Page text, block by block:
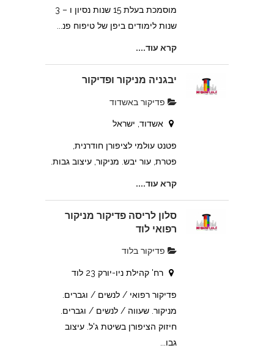
מוסמכת בעלת 15 שנות נסיון ו – 3
שנות לימודים ביפן של טיפוח פנ...
קרא עוד....
יבגניה מניקור ופדיקור
פדיקור באשדוד
אשדוד, ישראל
פטנט עולמי לציפורן חודרנית,
פטרת, עור יבש. מניקור, עיצוב גבות.
קרא עוד....
סלון לריסה פדיקור מניקור
רפואי לוד
פדיקור בלוד
רח' קהילת ניו-יורק 23 לוד
פדיקור רפואי / לנשים / וגברים.
מניקור. שעווה / לנשים / וגברים.
חיזוק הציפורן בשיטת ג'ל. עיצוב
גבו...